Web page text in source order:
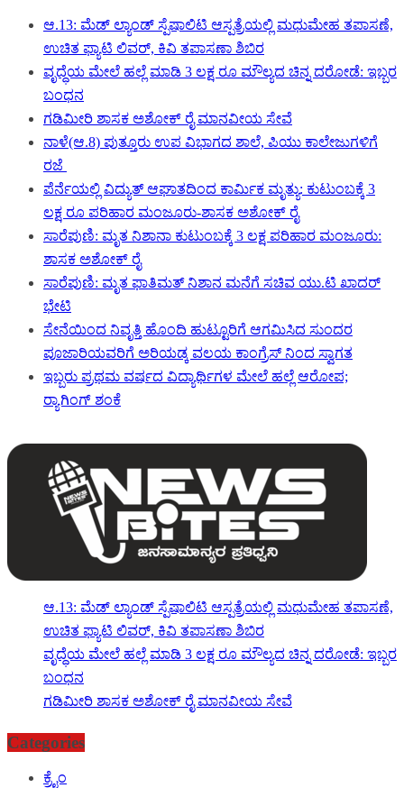
ಆ.13: ಮೆಡ್ ಲ್ಯಾಂಡ್ ಸ್ಪೆಷಾಲಿಟಿ ಆಸ್ಪತ್ರೆಯಲ್ಲಿ ಮಧುಮೇಹ ತಪಾಸಣೆ,
ಉಚಿತ ಫ್ಯಾಟಿ ಲಿವರ್, ಕಿವಿ ತಪಾಸಣಾ ಶಿಬಿರ
ವೃದ್ಧೆಯ ಮೇಲೆ ಹಲ್ಲೆ ಮಾಡಿ 3 ಲಕ್ಷ ರೂ ಮೌಲ್ಯದ ಚಿನ್ನ ದರೋಡೆ: ಇಬ್ಬರ
ಬಂಧನ
ಗಡಿಮೀರಿ ಶಾಸಕ ಅಶೋಕ್ ರೈ ಮಾನವೀಯ ಸೇವೆ
ನಾಳೆ(ಆ.8) ಪುತ್ತೂರು ಉಪ ವಿಭಾಗದ ಶಾಲೆ, ಪಿಯು ಕಾಲೇಜುಗಳಿಗೆ
ರಜೆ
ಪೆರ್ನೆಯಲ್ಲಿ ವಿದ್ಯುತ್ ಆಘಾತದಿಂದ ಕಾರ್ಮಿಕ ಮೃತ್ಯು: ಕುಟುಂಬಕ್ಕೆ 3
ಲಕ್ಷ ರೂ ಪರಿಹಾರ ಮಂಜೂರು-ಶಾಸಕ ಅಶೋಕ್ ರೈ
ಸಾರೆಪುಣಿ: ಮೃತ ನಿಶಾನಾ ಕುಟುಂಬಕ್ಕೆ 3 ಲಕ್ಷ ಪರಿಹಾರ ಮಂಜೂರು:
ಶಾಸಕ ಅಶೋಕ್ ರೈ
ಸಾರೆಪುಣಿ: ಮೃತ ಫಾತಿಮತ್ ನಿಶಾನ ಮನೆಗೆ ಸಚಿವ ಯು.ಟಿ ಖಾದರ್
ಭೇಟಿ
ಸೇನೆಯಿಂದ ನಿವೃತ್ತಿ ಹೊಂದಿ ಹುಟ್ಟೂರಿಗೆ ಆಗಮಿಸಿದ ಸುಂದರ
ಪೂಜಾರಿಯವರಿಗೆ ಅರಿಯಡ್ಕ ವಲಯ ಕಾಂಗ್ರೆಸ್ ನಿಂದ ಸ್ವಾಗತ
ಇಬ್ಬರು ಪ್ರಥಮ ವರ್ಷದ ವಿದ್ಯಾರ್ಥಿಗಳ ಮೇಲೆ ಹಲ್ಲೆ ಆರೋಪ;
ರ‍್ಯಾಗಿಂಗ್ ಶಂಕೆ
ಆ.13: ಮೆಡ್ ಲ್ಯಾಂಡ್ ಸ್ಪೆಷಾಲಿಟಿ ಆಸ್ಪತ್ರೆಯಲ್ಲಿ ಮಧುಮೇಹ ತಪಾಸಣೆ,
ಉಚಿತ ಫ್ಯಾಟಿ ಲಿವರ್, ಕಿವಿ ತಪಾಸಣಾ ಶಿಬಿರ
ವೃದ್ಧೆಯ ಮೇಲೆ ಹಲ್ಲೆ ಮಾಡಿ 3 ಲಕ್ಷ ರೂ ಮೌಲ್ಯದ ಚಿನ್ನ ದರೋಡೆ: ಇಬ್ಬರ
ಬಂಧನ
ಗಡಿಮೀರಿ ಶಾಸಕ ಅಶೋಕ್ ರೈ ಮಾನವೀಯ ಸೇವೆ
Categories
ಕ್ರೈಂ